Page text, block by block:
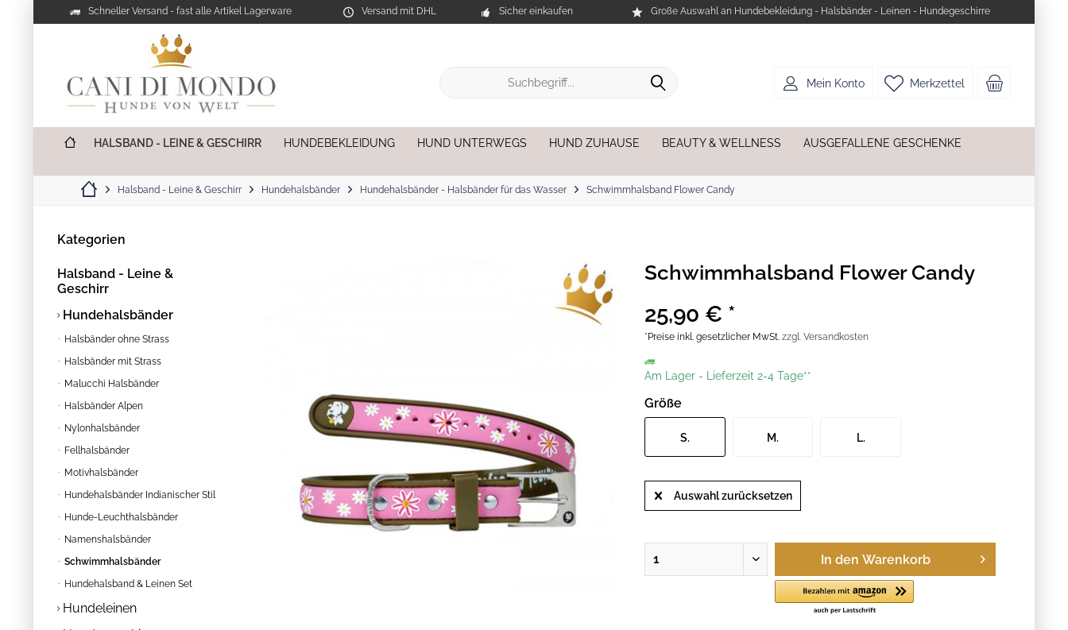
Schneller Versand - fast alle Artikel Lagerware Versand mit DHL Sicher einkaufen Große Auswahl an Hundebekleidung - Halsbänder - Leinen - Hundegeschirre
Merkzettel
Mein Konto
HALSBAND - LEINE & GESCHIRR HUNDEBEKLEIDUNG HUND UNTERWEGS HUND ZUHAUSE BEAUTY & WELLNESS AUSGEFALLENE GESCHENKE
Halsband - Leine & Geschirr Hundehalsbänder Hundehalsbänder - Halsbänder für das Wasser Schwimmhalsband Flower Candy
Kategorien
Halsband - Leine &
Geschirr
Hundehalsbänder
Halsbänder ohne Strass
Halsbänder mit Strass
Malucchi Halsbänder
Halsbänder Alpen
Nylonhalsbänder
Fellhalsbänder
Motivhalsbänder
Hundehalsbänder Indianischer Stil
Hunde-Leuchthalsbänder
Namenshalsbänder
Schwimmhalsbänder
Hundehalsband & Leinen Set
Hundeleinen
Schwimmhalsband Flower Candy
25,90 € *
*Preise inkl. gesetzlicher MwSt.zzgl. Versandkosten
Am Lager - Lieferzeit 2-4 Tage**
Größe
S. M. L.
Auswahl zurücksetzen
In den Warenkorb